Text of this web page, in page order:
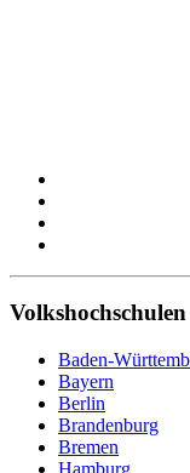
Volkshochschulen
Baden-
Bayern
Berlin
Brandenburg
Bremen